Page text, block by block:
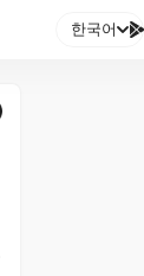
한국어